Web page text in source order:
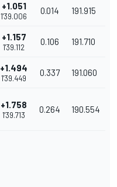
+1.051
1'39.006
0.014 191.915
+1.157
1'39.112
0.106 191.710
+1.494
1'39.449
0.337 191.060
+1.758
1'39.713
0.264 190.554